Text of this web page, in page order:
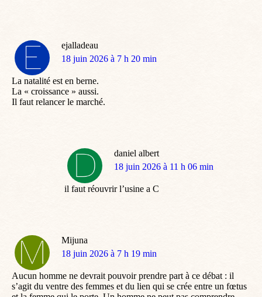
ejalladeau
dit
18 juin 2026 à 7 h 20 min
La natalité est en berne.
La « croissance » aussi.
Il faut relancer le marché.
daniel albert
dit
18 juin 2026 à 11 h 06 min
il faut réouvrir l’usine a C
Mijuna
dit
18 juin 2026 à 7 h 19 min
Aucun homme ne devrait pouvoir prendre part à ce débat : il
s’agit du ventre des femmes et du lien qui se crée entre un fœtus